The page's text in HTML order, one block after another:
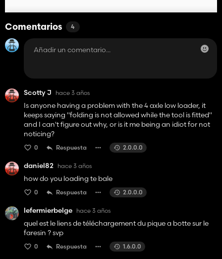
Comentarios 4
Scotty J hace 3 años
Is anyone having a problem with the 4 axle low loader, it
keeps saying "folding is not allowed while the tool is fitted"
and I can't figure out why, or is it me being an idiot for not
noticing?
0 Respuesta 2.0.0.0
daniel82 hace 3 años
how do you loading te bale
0 Respuesta 2.0.0.0
lefermierbelge hace 3 años
quel est le liens de téléchargement du pique a botte sur le
faresin ? svp
0 Respuesta 1.6.0.0